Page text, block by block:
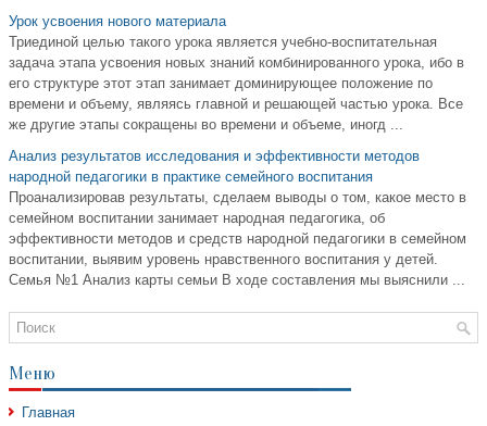
Урок усвоения нового материала
Триединой целью такого урока является учебно-воспитательная
задача этапа усвоения новых знаний комбинированного урока, ибо в
его структуре этот этап занимает доминирующее положение по
времени и объему, являясь главной и решающей частью урока. Все
же другие этапы сокращены во времени и объеме, иногд ...
Анализ результатов исследования и эффективности методов
народной педагогики в практике семейного воспитания
Проанализировав результаты, сделаем выводы о том, какое место в
семейном воспитании занимает народная педагогика, об
эффективности методов и средств народной педагогики в семейном
воспитании, выявим уровень нравственного воспитания у детей.
Семья №1 Анализ карты семьи В ходе составления мы выяснили ...
Меню
Главная